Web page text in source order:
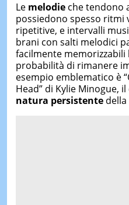
Le melodieche tendono
possiedono spesso ritmi
ripetitive, e intervalli
brani con salti melodici
facilmente
probabilità di rimanere
esempio emblematico è
Head” di Kylie Minogue,
natura persistentedella